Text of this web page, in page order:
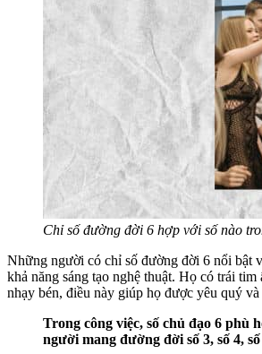
Chỉ số đường đời 6 hợp với số nào
Những người có chỉ số đường đời 6 nổi bật
khả năng sáng tạo nghệ thuật. Họ có trái tim
nhạy bén, điều này giúp họ được yêu quý
Trong công việc, số chủ đạo 6 phù
người mang đường đời số 3, số 4, số